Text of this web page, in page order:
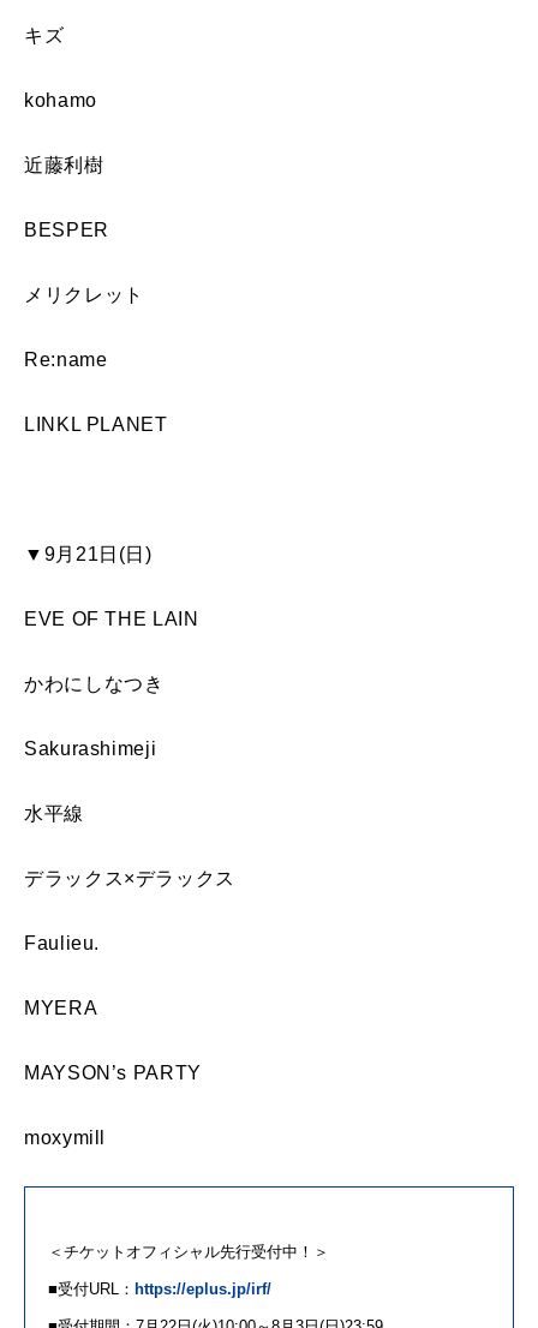
キズ
kohamo
近藤利樹
BESPER
メリクレット
Re:name
LINKL PLANET
▼9月21日(日)
EVE OF THE LAIN
かわにしなつき
Sakurashimeji
水平線
デラックス×デラックス
Faulieu.
MYERA
MAYSON’s PARTY
moxymill
＜チケットオフィシャル先行受付中！＞
■受付URL： https://eplus.jp/irf/